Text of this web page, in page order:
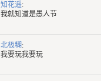
知花遥:
我就知道是愚人节
北极糊:
我要玩我要玩